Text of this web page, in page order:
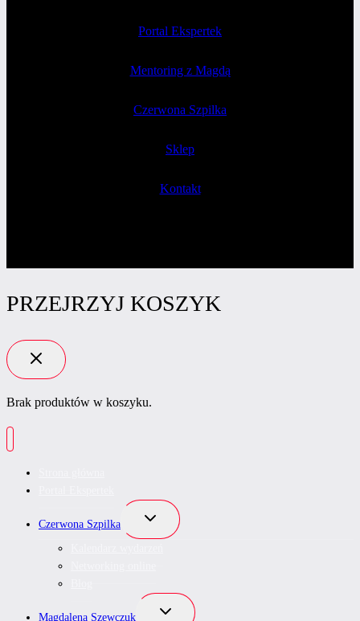
Portal Ekspertek
Mentoring z Magdą
Czerwona Szpilka
Sklep
Kontakt
PRZEJRZYJ KOSZYK
Brak produktów w koszyku.
Czerwona Szpilka
Przełącz
podrzędne
Magdalena Szewczuk
Przełącz